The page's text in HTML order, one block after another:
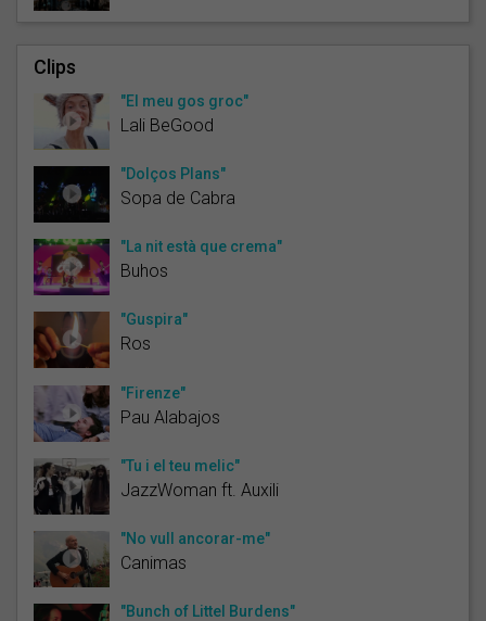
Clips
"El meu gos groc"
Lali BeGood
"Dolços Plans"
Sopa de Cabra
"La nit està que crema"
Buhos
"Guspira"
Ros
"Firenze"
Pau Alabajos
"Tu i el teu melic"
JazzWoman ft. Auxili
"No vull ancorar-me"
Canimas
"Bunch of Littel Burdens"